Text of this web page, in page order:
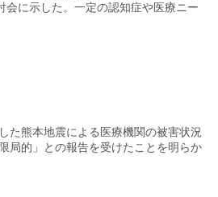
に示した。一定の認知症や医療ニー
熊本地震による医療機関の被害状況
局的」との報告を受けたことを明らか